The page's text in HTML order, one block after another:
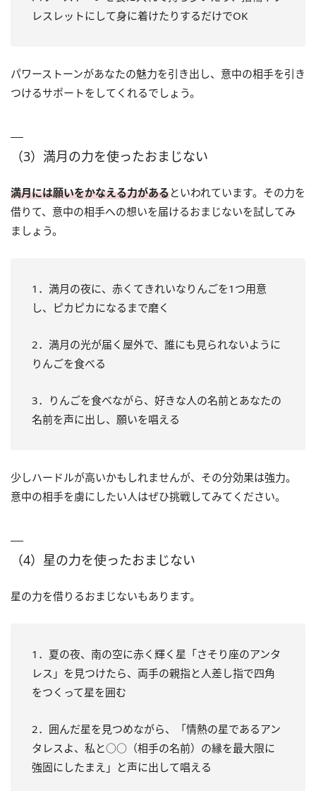
レスレットにして身に着けたりするだけでOK
パワーストーンがあなたの魅力を引き出し、意中の相手を引き
つけるサポートをしてくれるでしょう。
（3）満月の力を使ったおまじない
満月には願いをかなえる力があるといわれています。その力を
借りて、意中の相手への想いを届けるおまじないを試してみ
ましょう。
1．満月の夜に、赤くてきれいなりんごを1つ用意
し、ピカピカになるまで磨く
2．満月の光が届く屋外で、誰にも見られないように
りんごを食べる
3．りんごを食べながら、好きな人の名前とあなたの
名前を声に出し、願いを唱える
少しハードルが高いかもしれませんが、その分効果は強力。
意中の相手を虜にしたい人はぜひ挑戦してみてください。
（4）星の力を使ったおまじない
星の力を借りるおまじないもあります。
1．夏の夜、南の空に赤く輝く星「さそり座のアンタ
レス」を見つけたら、両手の親指と人差し指で四角
をつくって星を囲む
2．囲んだ星を見つめながら、「情熱の星であるアン
タレスよ、私と○○（相手の名前）の縁を最大限に
強固にしたまえ」と声に出して唱える